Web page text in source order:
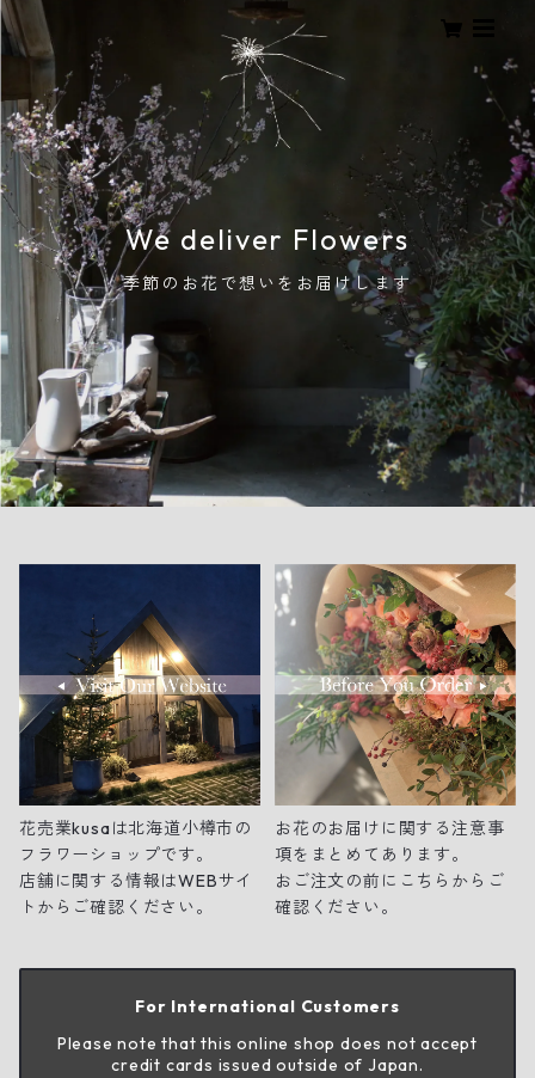
We deliver Flowers
季節のお花で想いをお届けします
花売業kusaは北海道小樽市の
フラワーショップです。
店舗に関する情報はWEBサイ
トからご確認ください。
お花のお届けに関する注意事
項をまとめてあります。
おご注文の前にこちらからご
確認ください。
For International Customers
Please note that this online shop does not accept
credit cards issued outside of Japan.